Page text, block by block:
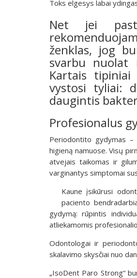
Toks elgesys labai
Net jei
ženklas, jog
svarbu nuolat
Kartais
vystosi tyliai:
daugintis
Profesionalus
Periodontito gydymas –
higieną namuose. Visų
atvejais taikomas ir
varginantys simptomai
Kaune įsikūrusi
paciento
gydymą: rūpintis
atliekamomis
Odontologai ir
skalavimo skysčiai nuo
„IsoDent Paro Strong“